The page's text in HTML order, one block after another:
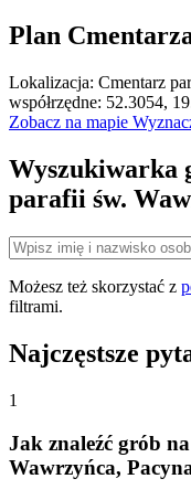
Plan
Cmentarz
+
−
Lokalizacja: Cmentarz
współrzędne: 52.3054,
Zobacz na mapie
Wyszukiwarka
parafii św.
Możesz też skorzystać z
filtrami.
Najczęstsze
1
Jak znaleźć grób
Wawrzyńca,